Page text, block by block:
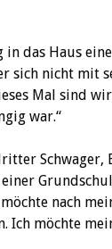
das Haus
sich nicht mit
Mal sind
war.“
Schwager,
nach
Ich möchte